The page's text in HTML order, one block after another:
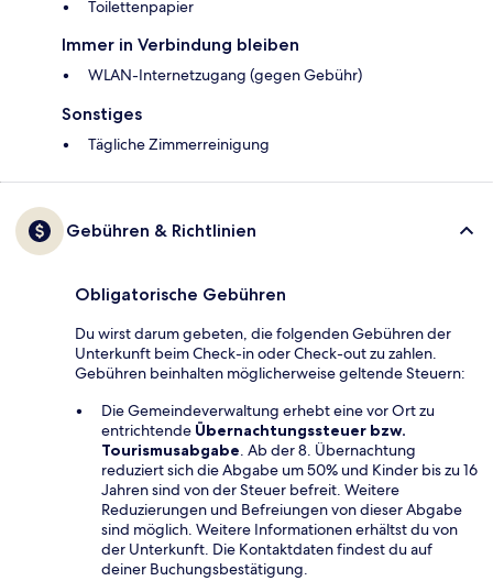
Toilettenpapier
Immer in Verbindung bleiben
WLAN-Internetzugang (gegen Gebühr)
Sonstiges
Tägliche Zimmerreinigung
Gebühren & Richtlinien
Obligatorische Gebühren
Du wirst darum gebeten, die folgenden Gebühren der
Unterkunft beim Check-in oder Check-out zu zahlen.
Gebühren beinhalten möglicherweise geltende Steuern:
Die Gemeindeverwaltung erhebt eine vor Ort zu
entrichtende Übernachtungssteuer bzw.
Tourismusabgabe. Ab der 8. Übernachtung
reduziert sich die Abgabe um 50% und Kinder bis zu 16
Jahren sind von der Steuer befreit. Weitere
Reduzierungen und Befreiungen von dieser Abgabe
sind möglich. Weitere Informationen erhältst du von
der Unterkunft. Die Kontaktdaten findest du auf
deiner Buchungsbestätigung.